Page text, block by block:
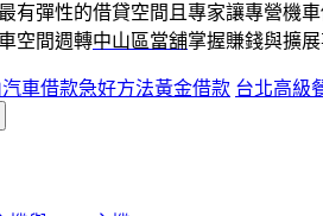
有彈性的借貸空間且專家讓專營機
空間週轉中山區當舖掌握賺錢與擴
車借款急好方法黃金借款 台北高級